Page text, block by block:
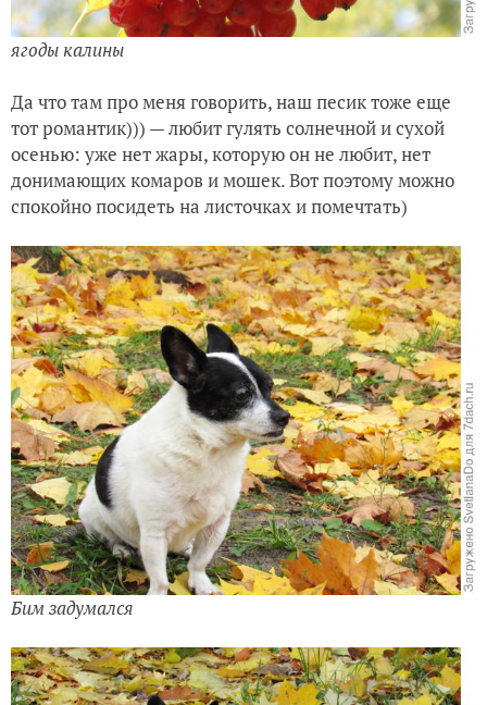
ягоды калины
Да что там про меня говорить, наш песик тоже еще
тот романтик))) — любит гулять солнечной и сухой
осенью: уже нет жары, которую он не любит, нет
донимающих комаров и мошек. Вот поэтому можно
спокойно посидеть на листочках и помечтать)
Бим задумался